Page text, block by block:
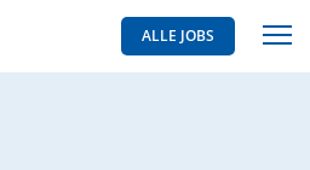
ALLE JOBS